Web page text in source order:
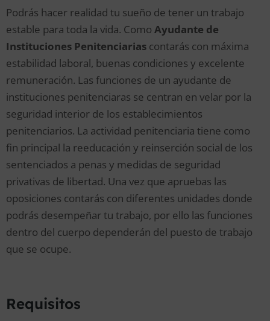
Podrás hacer realidad tu sueño de tener un trabajo
estable para toda la vida. Como Ayudante de
Instituciones Penitenciarias contarás con máxima
estabilidad laboral, buenas condiciones y excelente
remuneración. Las funciones de un ayudante de
instituciones penitenciaras se centran en velar por la
seguridad interior de los establecimientos
penitenciarios. La actividad penitenciaria tiene como
fin principal la reeducación y reinserción social de los
sentenciados a penas y medidas de seguridad
privativas de libertad. Una vez que apruebas las
oposiciones contarás con diferentes unidades donde
podrás desempeñar tu trabajo, por ello las funciones
dentro del cuerpo dependerán del puesto de trabajo
que se ocupe.
Requisitos